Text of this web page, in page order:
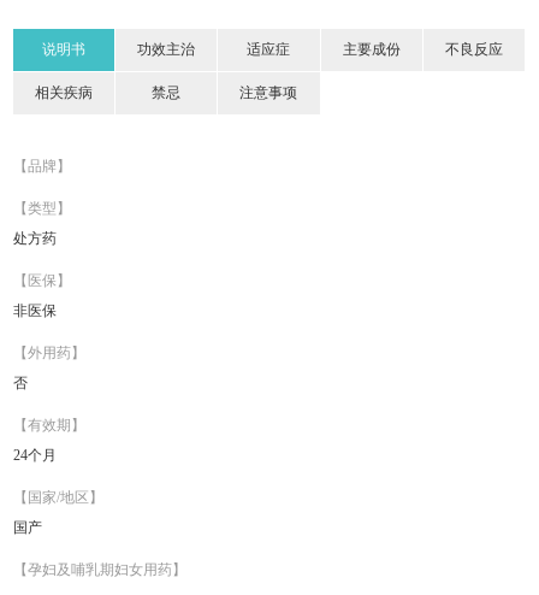
说明书 功效主治 适应症 主要成份 不良反应
相关疾病 禁忌 注意事项
【品牌】
【类型】
处方药
【医保】
非医保
【外用药】
否
【有效期】
24个月
【国家/地区】
国产
【孕妇及哺乳期妇女用药】